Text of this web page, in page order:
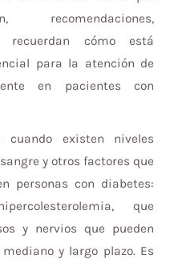
recomendaciones,
recuerdan cómo está
para la atención de
en pacientes con
existen niveles
y otros factores que
personas con diabetes:
que
y nervios que pueden
y largo plazo. Es